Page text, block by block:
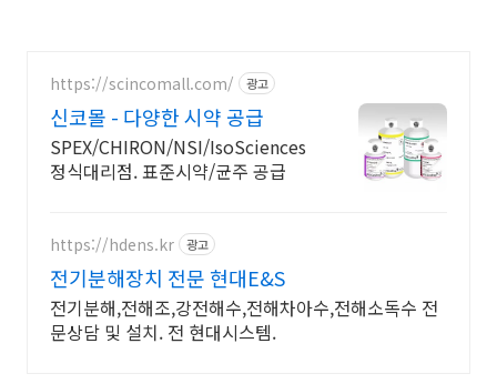
https://scincomall.com/ 광고
신코몰 - 다양한 시약 공급
SPEX/CHIRON/NSI/IsoSciences
정식대리점. 표준시약/균주 공급
https://hdens.kr 광고
전기분해장치 전문 현대E&S
전기분해,전해조,강전해수,전해차아수,전해소독수 전
문상담 및 설치. 전 현대시스템.